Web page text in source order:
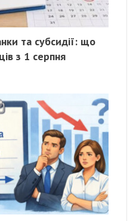
та субсидії: що
з 1 серпня